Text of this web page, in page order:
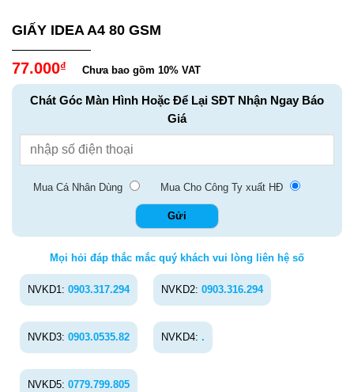
GIẤY IDEA A4 80 GSM
77.000₫ Chưa bao gồm 10% VAT
Chát Góc Màn Hình Hoặc Để Lại SĐT Nhận Ngay Báo
Giá
Mua Cá Nhân Dùng Mua Cho Công Ty xuất HĐ
Mọi hỏi đáp thắc mắc quý khách vui lòng liên hệ số
NVKD1: 0903.317.294 NVKD2: 0903.316.294
NVKD3: 0903.0535.82 NVKD4: .
NVKD5: 0779.799.805